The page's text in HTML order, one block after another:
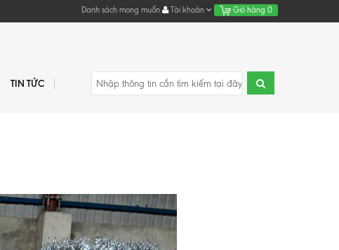
Danh sách mong muốn Tài khoản Giỏ hàng 0
TIN TỨC